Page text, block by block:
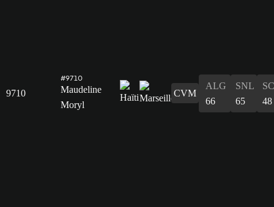
9710
#9710
Maudeline
Moryl
CVM
ALG
66
SNL
65
48